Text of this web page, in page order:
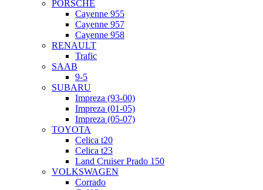
PORSCHE
Cayenne 955
Cayenne 957
Cayenne 958
RENAULT
Trafic
SAAB
9-5
SUBARU
Impreza (93-00)
Impreza (01-05)
Impreza (05-07)
TOYOTA
Celica t20
Celica t23
Land Cruiser Prado 150
VOLKSWAGEN
Corrado